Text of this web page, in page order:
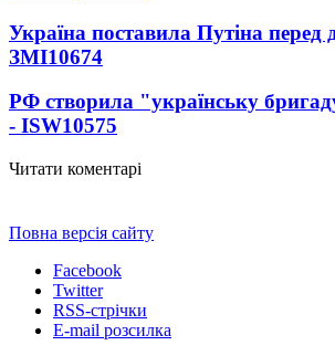
Україна поставила Путіна
ЗМІ10674
РФ створила "українську
- ISW10575
Читати коментарі
Повна версія сайту
Facebook
Twitter
RSS-стрічки
E-mail розсилка